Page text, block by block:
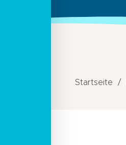
Startseite